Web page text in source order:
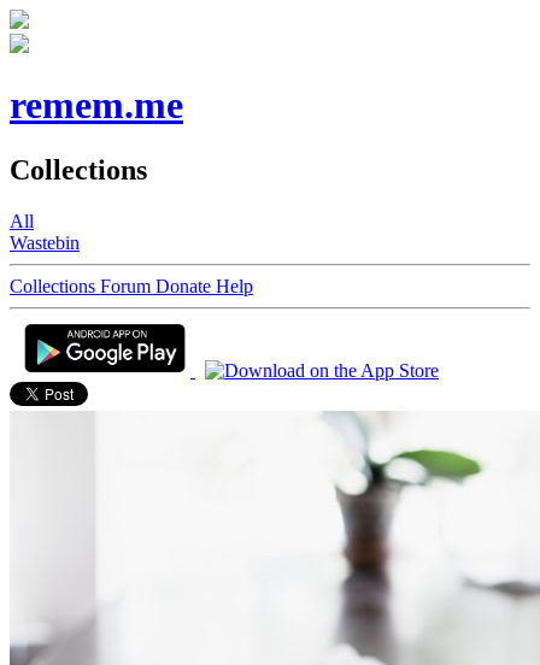
remem.me
Collections
All
Wastebin
Collections Forum Donate Help